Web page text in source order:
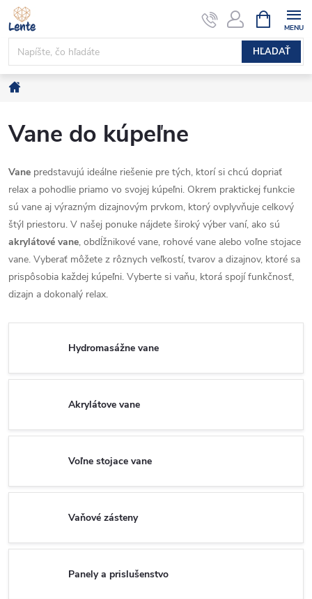
Prejsť
na
obsah
HĽADAŤ
KOŠÍK
Domov
Vane do kúpeľne
Vane predstavujú ideálne riešenie pre tých, ktorí si chcú dopriať
relax a pohodlie priamo vo svojej kúpeľni. Okrem praktickej funkcie
sú vane aj výrazným dizajnovým prvkom, ktorý ovplyvňuje celkový
štýl priestoru. V našej ponuke nájdete široký výber vaní, ako sú
akrylátové vane, obdĺžnikové vane, rohové vane alebo voľne stojace
vane. Vyberať môžete z rôznych veľkostí, tvarov a dizajnov, ktoré sa
prispôsobia každej kúpeľni. Vyberte si vaňu, ktorá spojí funkčnosť,
dizajn a dokonalý relax.
Hydromasážne vane
Akrylátove vane
Voľne stojace vane
Vaňové zásteny
Panely a prislušenstvo